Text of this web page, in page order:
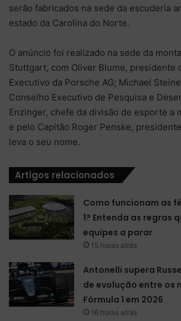
serão fabricados na sede da escuderia
estado da Carolina do Norte.
O anúncio foi realizado na sede da
Stuttgart, com Oliver Blume, presidente
Executivo da Porsche AG; Michael
Conselho Executivo de Pesquisa e
Enzinger, chefe da divisão de esporte a
e pelo Capitão Roger Penske,
leva o seu nome.
Artigos relacionados
Como funcionam as
1? Entenda as regras
equipes a parar
15 horas atrás
Antonelli supera
de evolução entre os
Fórmula 1 em 2026
16 horas atrás